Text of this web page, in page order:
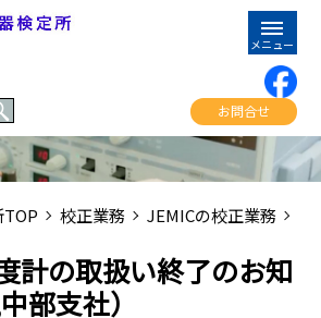
お問合せ
校正業務 JEMICの校正業務
計の取扱い終了のお知
部支社）